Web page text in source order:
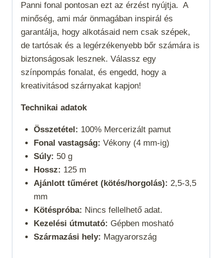
Panni fonal pontosan ezt az érzést nyújtja. A
minőség, ami már önmagában inspirál és
garantálja, hogy alkotásaid nem csak szépek,
de tartósak és a legérzékenyebb bőr számára is
biztonságosak lesznek. Válassz egy
színpompás fonalat, és engedd, hogy a
kreativitásod szárnyakat kapjon!
Technikai adatok
Összetétel: 100% Mercerizált pamut
Fonal vastagság: Vékony (4 mm-ig)
Súly: 50 g
Hossz: 125 m
Ajánlott tűméret (kötés/horgolás): 2,5-3,5
mm
Kötéspróba: Nincs fellelhető adat.
Kezelési útmutató: Gépben mosható
Származási hely: Magyarország